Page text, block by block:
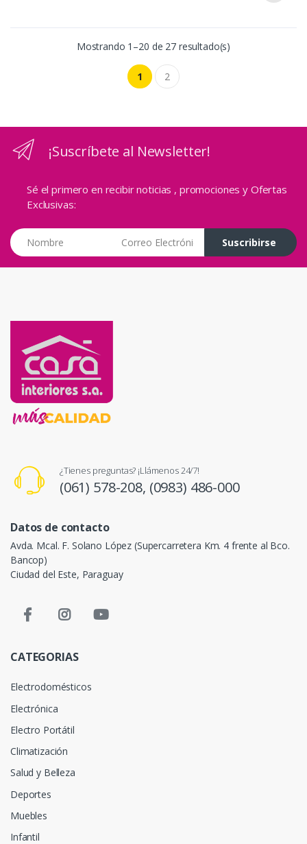
Mostrando 1–20 de 27 resultado(s)
1 2
¡Suscríbete al Newsletter!
Sé el primero en recibir noticias , promociones y Ofertas
Exclusivas:
Suscribirse
¿Tienes preguntas? ¡Llámenos 24/7!
(061) 578-208, (0983) 486-000
Datos de contacto
Avda. Mcal. F. Solano López (Supercarretera Km. 4 frente al Bco.
Bancop)
Ciudad del Este, Paraguay
CATEGORIAS
Electrodomésticos
Electrónica
Electro Portátil
Climatización
Salud y Belleza
Deportes
Muebles
Infantil